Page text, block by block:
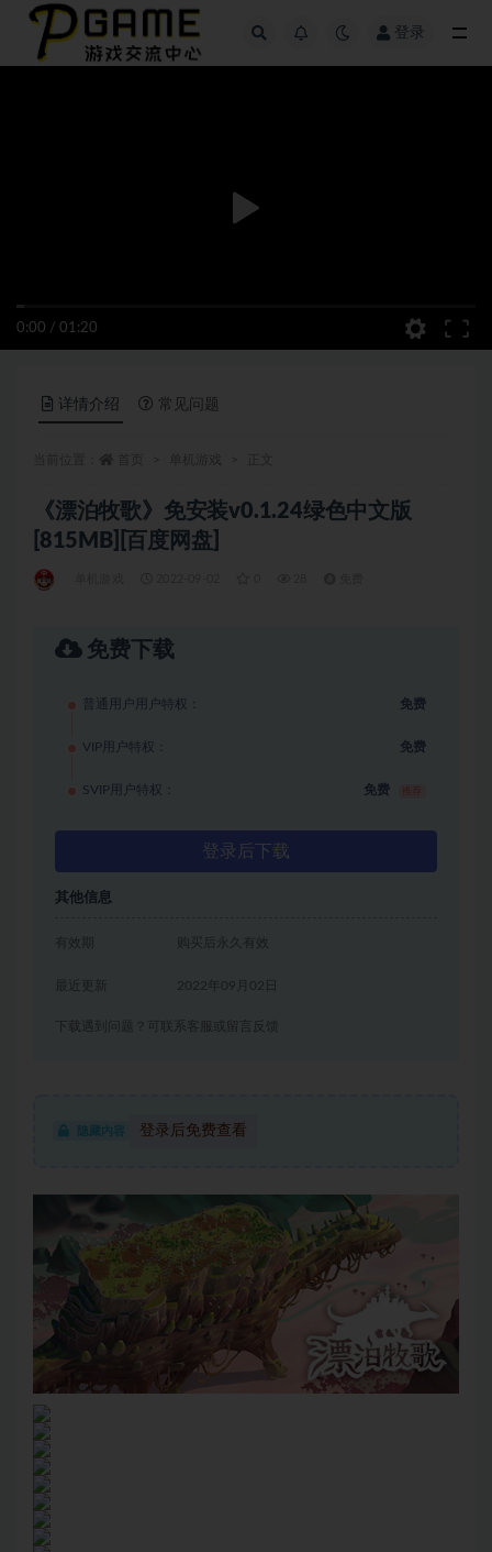
登录
0:00 / 01:20
详情介绍 常见问题
《漂泊牧歌》免安装v0.1.24绿色中文版
[815MB][百度网盘]
免费下载
普通用户用户特权： 免费
VIP用户特权： 免费
SVIP用户特权： 免费
登录后下载
其他信息
有效期 购买后永久有效
2022年09月02日
下载遇到问题？可联系客服或留言反馈
隐藏内容 登录后免费查看
全部